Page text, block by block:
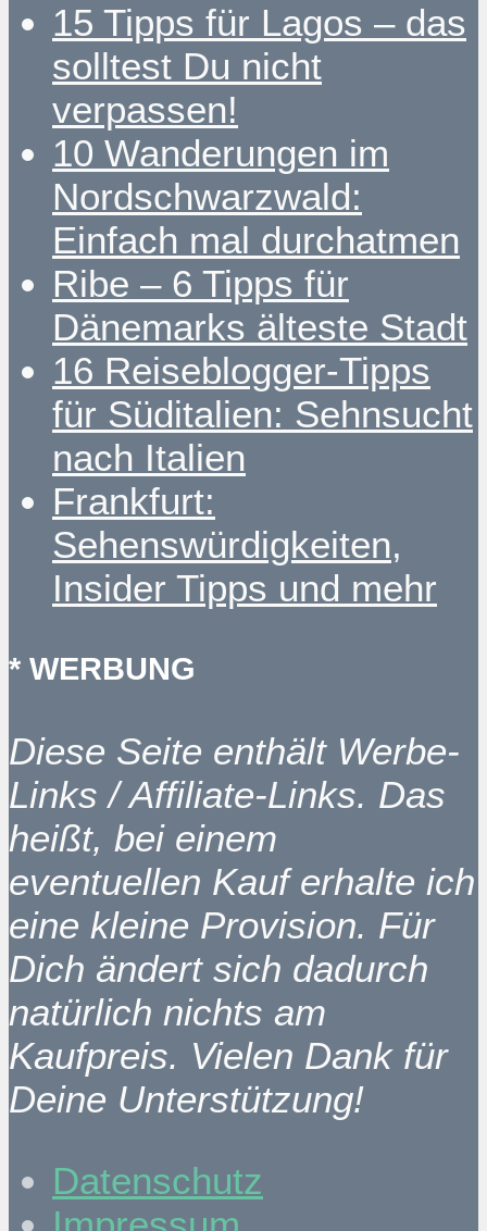
15 Tipps für Lagos – das
solltest Du nicht
verpassen!
10 Wanderungen im
Nordschwarzwald:
Einfach mal durchatmen
Ribe – 6 Tipps für
Dänemarks älteste Stadt
16 Reiseblogger-Tipps
für Süditalien: Sehnsucht
nach Italien
Frankfurt:
Sehenswürdigkeiten,
Insider Tipps und mehr
* WERBUNG
Diese Seite enthält Werbe-
Links / Affiliate-Links. Das
heißt, bei einem
eventuellen Kauf erhalte ich
eine kleine Provision. Für
Dich ändert sich dadurch
natürlich nichts am
Kaufpreis. Vielen Dank für
Deine Unterstützung!
Datenschutz